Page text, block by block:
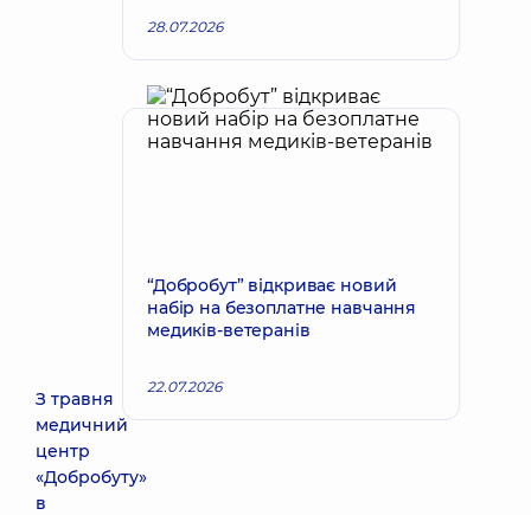
З травня
медичний
центр
«Добробуту»
в
28.07.2026
“Добробут” відкриває новий
набір на безоплатне навчання
медиків-ветеранів
22.07.2026